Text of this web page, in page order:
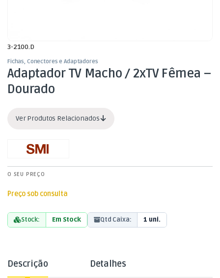
3-2100.D
Fichas, Conectores e Adaptadores
Adaptador TV Macho / 2xTV Fêmea –
Dourado
Ver Produtos Relacionados
O SEU PREÇO
Preço sob consulta
Stock: Em Stock Qtd Caixa: 1 uni.
Descrição Detalhes